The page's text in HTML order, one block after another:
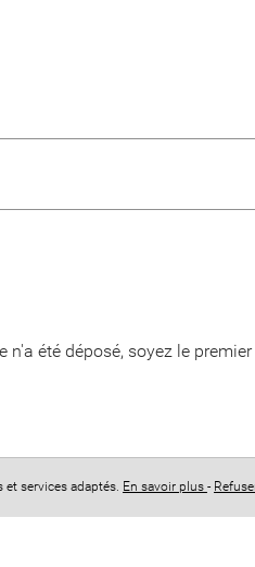
n'a été déposé, soyez le
services adaptés. En savoir plus -